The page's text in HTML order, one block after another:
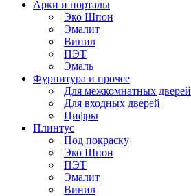
Арки и порталы
Эко Шпон
Эмалит
Винил
ПЭТ
Эмаль
Фурнитура и прочее
Для межкомнатных дверей
Для входных дверей
Цифры
Плинтус
Под покраску
Эко Шпон
ПЭТ
Эмалит
Винил